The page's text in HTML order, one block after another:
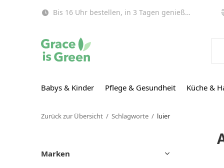
Babys & Kinder Pflege & Gesundheit Küche &
Bis 16 Uhr bestellen, in 3 Tagen genießen (EU)!
Zurück zur Übersicht Schlagworte luier
Marken